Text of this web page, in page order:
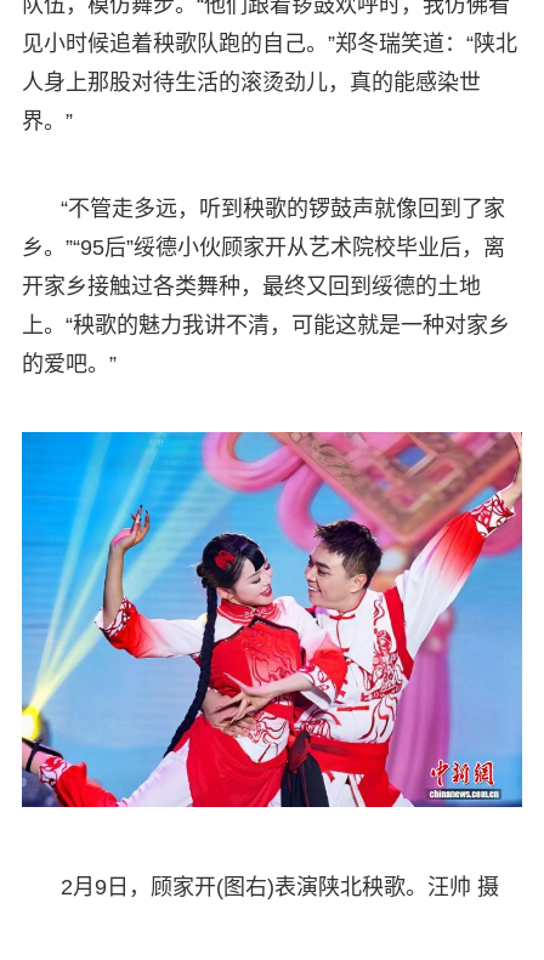
见小时候追着秧歌队跑的自己。”郑冬瑞笑道：“陕北
人身上那股对待生活的滚烫劲儿，真的能感染世
界。”
“不管走多远，听到秧歌的锣鼓声就像回到了家
乡。”“95后”绥德小伙顾家开从艺术院校毕业后，离
开家乡接触过各类舞种，最终又回到绥德的土地
上。“秧歌的魅力我讲不清，可能这就是一种对家乡
的爱吧。”
2月9日，顾家开(图右)表演陕北秧歌。汪帅 摄